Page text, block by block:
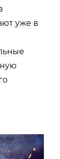
уже в